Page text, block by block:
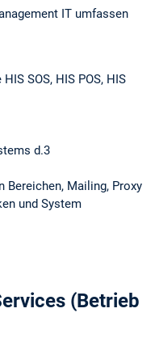
IT umfassen
SOS, HIS POS, HIS
d.3
Bereichen, Mailing, Proxy
und System
(Betrieb